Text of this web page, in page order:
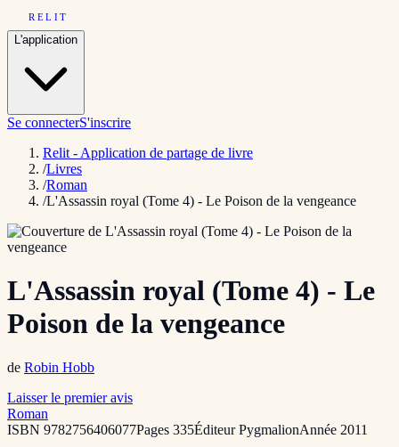
RELIT
L'application
Se connecterS'inscrire
Relit - Application de partage de livre
/Livres
/Roman
/L'Assassin royal (Tome 4) - Le Poison de la vengeance
L'Assassin royal (Tome 4) - Le
Poison de la vengeance
de Robin Hobb
Laisser le premier avis
Roman
ISBN 9782756406077Pages 335ÉditeurPygmalionAnnée 2011